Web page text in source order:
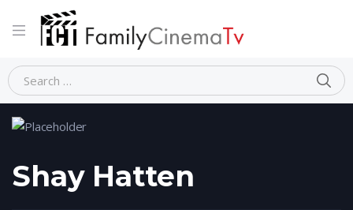
Home Person Shay Hatten
Shay Hatten